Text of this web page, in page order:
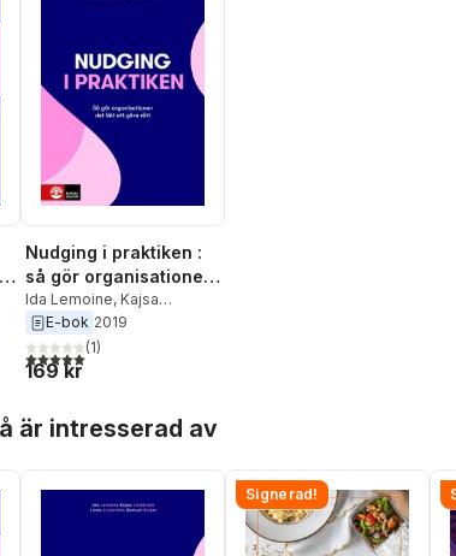
röster:
Nudging i praktiken :
så gör organisationen
det lätt att göra rätt
Ida Lemoine, Kajsa
Lindström,Linda Lindström
Samuel Salzer
E-bok 2019
5,0utav 5 stjärnor. Totalt antal röster:
(1)
169 kr
är intresserad av
Signerad!